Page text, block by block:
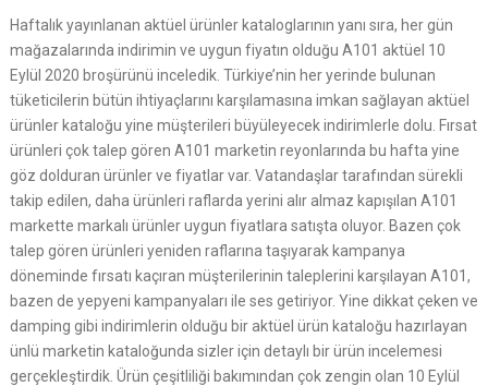
Haftalık yayınlanan aktüel ürünler kataloglarının yanı sıra, her gün
mağazalarında indirimin ve uygun fiyatın olduğu A101 aktüel 10
Eylül 2020 broşürünü inceledik. Türkiye’nin her yerinde bulunan
tüketicilerin bütün ihtiyaçlarını karşılamasına imkan sağlayan aktüel
ürünler kataloğu yine müşterileri büyüleyecek indirimlerle dolu. Fırsat
ürünleri çok talep gören A101 marketin reyonlarında bu hafta yine
göz dolduran ürünler ve fiyatlar var. Vatandaşlar tarafından sürekli
takip edilen, daha ürünleri raflarda yerini alır almaz kapışılan A101
markette markalı ürünler uygun fiyatlara satışta oluyor. Bazen çok
talep gören ürünleri yeniden raflarına taşıyarak kampanya
döneminde fırsatı kaçıran müşterilerinin taleplerini karşılayan A101,
bazen de yepyeni kampanyaları ile ses getiriyor. Yine dikkat çeken ve
damping gibi indirimlerin olduğu bir aktüel ürün kataloğu hazırlayan
ünlü marketin kataloğunda sizler için detaylı bir ürün incelemesi
gerçekleştirdik. Ürün çeşitliliği bakımından çok zengin olan 10 Eylül